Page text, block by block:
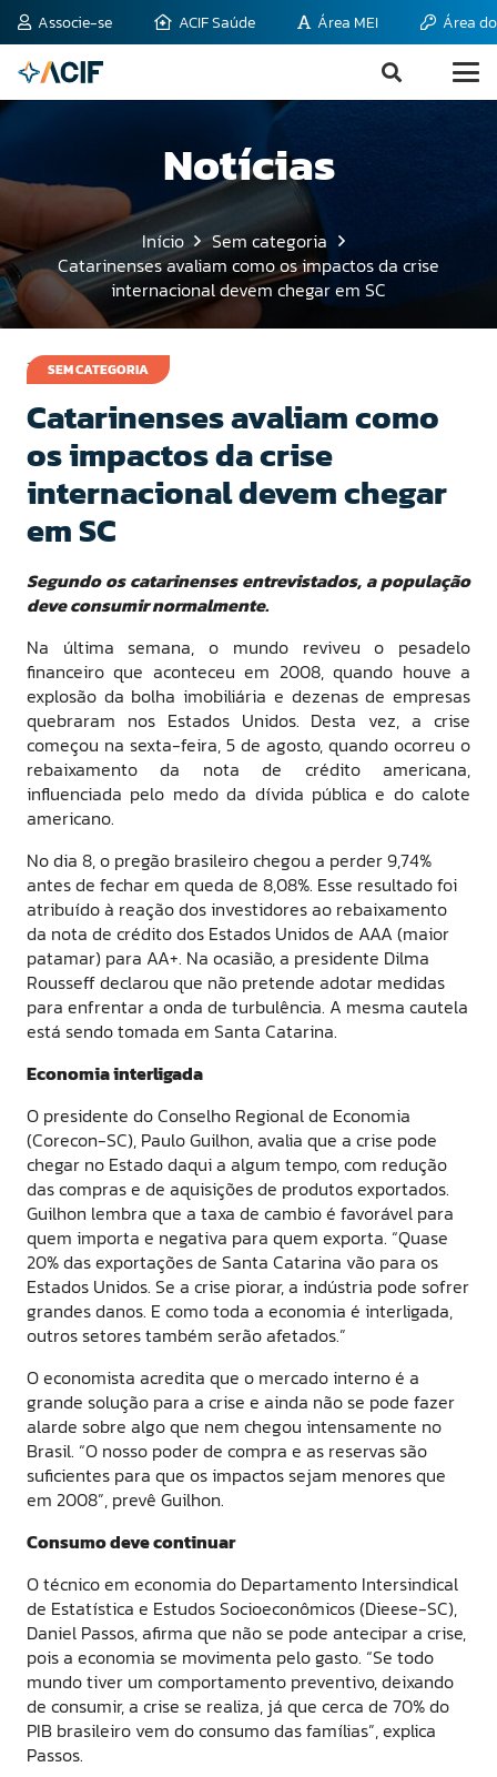
Associe-se ACIF Saúde Área MEI Área
Notícias
Início
Sem categoria
Catarinenses avaliam como os impactos da crise
internacional devem chegar em SC
SEM CATEGORIA
16 de agosto de 2011
Catarinenses avaliam como
os impactos da crise
internacional devem chegar
em SC
Segundo os catarinenses entrevistados, a população
deve consumir normalmente.
Na última semana, o mundo reviveu o pesadelo
financeiro que aconteceu em 2008, quando houve a
explosão da bolha imobiliária e dezenas de empresas
quebraram nos Estados Unidos. Desta vez, a crise
começou na sexta-feira, 5 de agosto, quando ocorreu o
rebaixamento da nota de crédito americana,
influenciada pelo medo da dívida pública e do calote
americano.
No dia 8, o pregão brasileiro chegou a perder 9,74%
antes de fechar em queda de 8,08%. Esse resultado foi
atribuído à reação dos investidores ao rebaixamento
da nota de crédito dos Estados Unidos de AAA (maior
patamar) para AA+. Na ocasião, a presidente Dilma
Rousseff declarou que não pretende adotar medidas
para enfrentar a onda de turbulência. A mesma cautela
está sendo tomada em Santa Catarina.
Economia interligada
O presidente do Conselho Regional de Economia
(Corecon-SC), Paulo Guilhon, avalia que a crise pode
chegar no Estado daqui a algum tempo, com redução
das compras e de aquisições de produtos exportados.
Guilhon lembra que a taxa de cambio é favorável para
quem importa e negativa para quem exporta. “Quase
20% das exportações de Santa Catarina vão para os
Estados Unidos. Se a crise piorar, a indústria pode sofrer
grandes danos. E como toda a economia é interligada,
outros setores também serão afetados.”
O economista acredita que o mercado interno é a
grande solução para a crise e ainda não se pode fazer
alarde sobre algo que nem chegou intensamente no
Brasil. “O nosso poder de compra e as reservas são
suficientes para que os impactos sejam menores que
em 2008”, prevê Guilhon.
Consumo deve continuar
O técnico em economia do Departamento Intersindical
de Estatística e Estudos Socioeconômicos (Dieese-SC),
Daniel Passos, afirma que não se pode antecipar a crise,
pois a economia se movimenta pelo gasto. “Se todo
mundo tiver um comportamento preventivo, deixando
de consumir, a crise se realiza, já que cerca de 70% do
PIB brasileiro vem do consumo das famílias”, explica
Passos.